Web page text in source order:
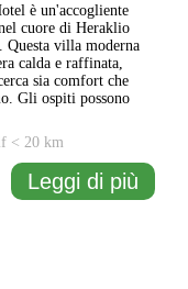
è un'accogliente
cuore di Heraklio
Questa villa moderna
calda e raffinata,
sia comfort che
Gli ospiti possono
necessari per un
Ogni stanza
e una vista
... Leggi di più
< 20 km
Leggi di più